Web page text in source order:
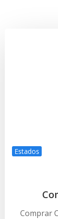
Estados
Comprar